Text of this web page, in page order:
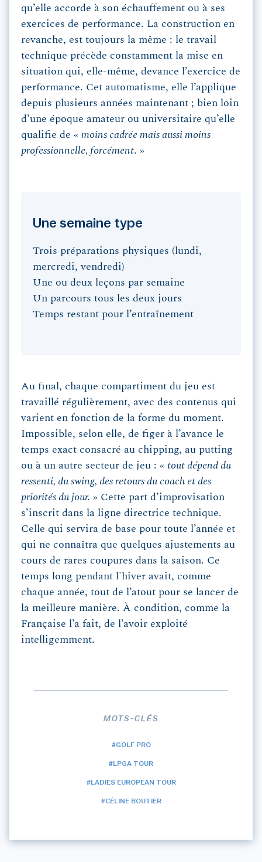
qu’elle accorde à son échauffement ou à ses
exercices de performance. La construction en
revanche, est toujours la même : le travail
technique précède constamment la mise en
situation qui, elle-même, devance l’exercice de
performance. Cet automatisme, elle l’applique
depuis plusieurs années maintenant ; bien loin
d’une époque amateur ou universitaire qu’elle
qualifie de « moins cadrée mais aussi moins
professionnelle, forcément. »
Une semaine type
Trois préparations physiques (lundi,
mercredi, vendredi)
Une ou deux leçons par semaine
Un parcours tous les deux jours
Temps restant pour l’entraînement
Au final, chaque compartiment du jeu est
travaillé régulièrement, avec des contenus qui
varient en fonction de la forme du moment.
Impossible, selon elle, de figer à l’avance le
temps exact consacré au chipping, au putting
ou à un autre secteur de jeu : « tout dépend du
ressenti, du swing, des retours du coach et des
priorités du jour. » Cette part d’improvisation
s’inscrit dans la ligne directrice technique.
Celle qui servira de base pour toute l’année et
qui ne connaîtra que quelques ajustements au
cours de rares coupures dans la saison. Ce
temps long pendant l'hiver avait, comme
chaque année, tout de l’atout pour se lancer de
la meilleure manière. À condition, comme la
Française l’a fait, de l’avoir exploité
intelligemment.
MOTS-CLÉS
#GOLF PRO
#LPGA TOUR
#LADIES EUROPEAN TOUR
#CÉLINE BOUTIER